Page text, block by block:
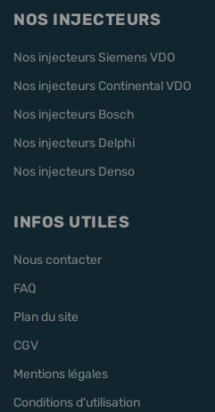
NOS INJECTEURS
Nos injecteurs Siemens VDO
Nos injecteurs Continental VDO
Nos injecteurs Bosch
Nos injecteurs Delphi
Nos injecteurs Denso
INFOS UTILES
Nous contacter
FAQ
Plan du site
CGV
Mentions légales
Conditions d'utilisation